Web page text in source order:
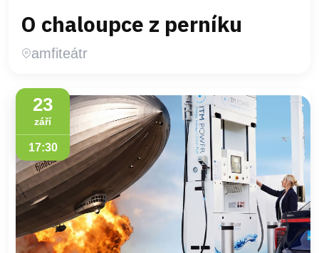
O chaloupce z perníku
amfiteátr
23
září
17:30